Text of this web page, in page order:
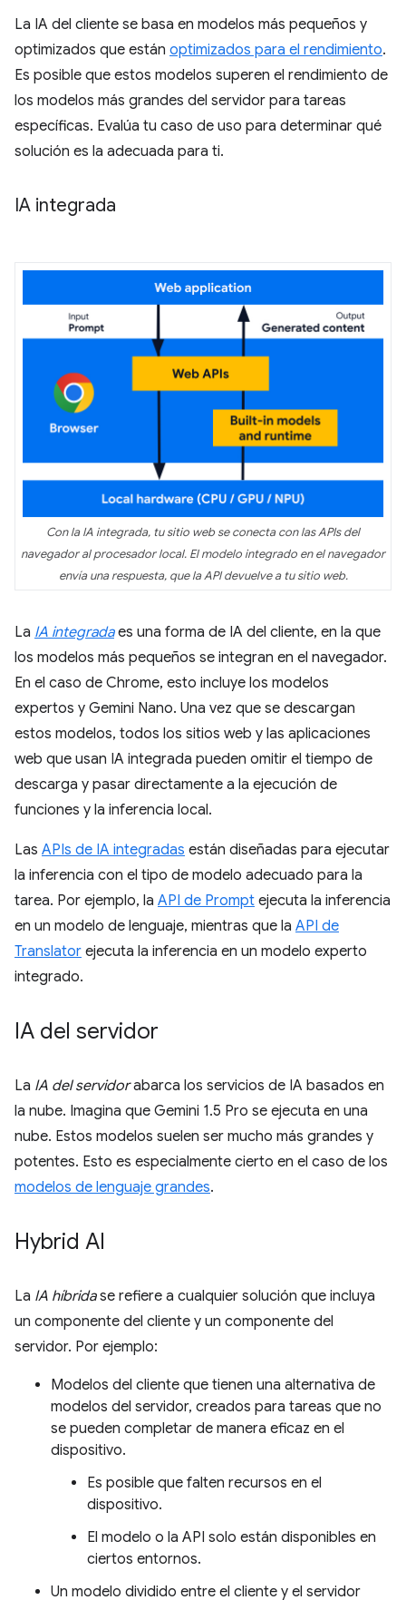
La IA del cliente se basa en modelos más pequeños y
optimizados que están optimizados para el rendimiento.
Es posible que estos modelos superen el rendimiento de
los modelos más grandes del servidor para tareas
específicas. Evalúa tu caso de uso para determinar qué
solución es la adecuada para ti.
IA integrada
Con la IA integrada, tu sitio web se conecta con las APIs del
navegador al procesador local. El modelo integrado en el navegador
envía una respuesta, que la API devuelve a tu sitio web.
La IA integradaes una forma de IA del cliente, en la que
los modelos más pequeños se integran en el navegador.
En el caso de Chrome, esto incluye los modelos
expertos y Gemini Nano. Una vez que se descargan
estos modelos, todos los sitios web y las aplicaciones
web que usan IA integrada pueden omitir el tiempo de
descarga y pasar directamente a la ejecución de
funciones y la inferencia local.
Las APIs de IA integradas están diseñadas para ejecutar
la inferencia con el tipo de modelo adecuado para la
tarea. Por ejemplo, la API de Prompt ejecuta la inferencia
en un modelo de lenguaje, mientras que la API de
Translator ejecuta la inferencia en un modelo experto
integrado.
IA del servidor
La IA del servidorabarca los servicios de IA basados en
la nube. Imagina que Gemini 1.5 Pro se ejecuta en una
nube. Estos modelos suelen ser mucho más grandes y
potentes. Esto es especialmente cierto en el caso de los
modelos de lenguaje grandes.
Hybrid AI
La IA híbridase refiere a cualquier solución que incluya
un componente del cliente y un componente del
servidor. Por ejemplo:
Modelos del cliente que tienen una alternativa de
modelos del servidor, creados para tareas que no
se pueden completar de manera eficaz en el
dispositivo.
Es posible que falten recursos en el
dispositivo.
El modelo o la API solo están disponibles en
ciertos entornos.
Un modelo dividido entre el cliente y el servidor